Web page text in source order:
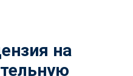
на
EMail